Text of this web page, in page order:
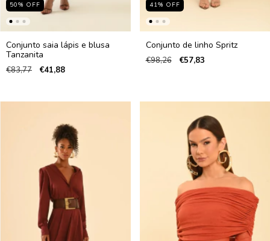
50% OFF
Conjunto saia lápis e blusa
Tanzanita
€83,77 €41,88
41% OFF
Conjunto de linho Spritz
€98,26 €57,83